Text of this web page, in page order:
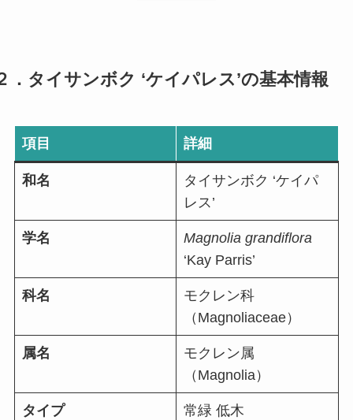
．タイサンボク ‘ケイパレス’の基本情報
項目 詳細
和名
タイサンボク ‘ケイパ
レス’
学名
Magnolia grandiflora
‘Kay Parris’
科名
モクレン科
（Magnoliaceae）
属名
モクレン属
（Magnolia）
タイプ 常緑 低木